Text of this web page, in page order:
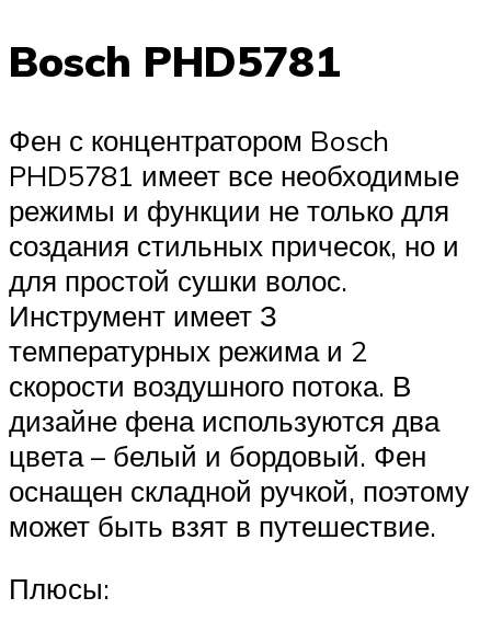
Bosch PHD5781
Фен с концентратором Bosch
PHD5781 имеет все необходимые
режимы и функции не только для
создания стильных причесок, но и
для простой сушки волос.
Инструмент имеет З
температурных режима и 2
скорости воздушного потока. В
дизайне фена используются два
цвета – белый и бордовый. Фен
оснащен складной ручкой, поэтому
может быть взят в путешествие.
Плюсы: